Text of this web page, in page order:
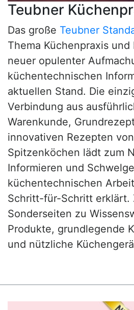
Teubner
Das große Teubner
Thema Küchenpraxis
neuer opulenter
küchentechnischen
aktuellen Stand. Die
Verbindung aus
Warenkunde,
innovativen Rezepten
Spitzenköchen lädt zum
Informieren und
küchentechnischen
Schritt-für-Schritt erklärt.
Sonderseiten zu
Produkte, grundlegende
und nützliche